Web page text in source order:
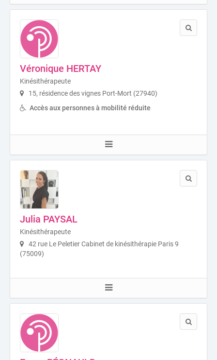
Véronique HERTAY
Kinésithérapeute
15, résidence des vignes Port-Mort (27940)
Accès aux personnes à mobilité réduite
Julia PAYSAL
Kinésithérapeute
42 rue Le Peletier Cabinet de kinésithérapie Paris 9
(75009)